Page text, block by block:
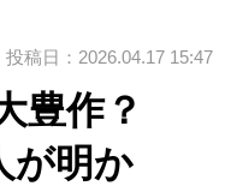
投稿日：2026.04.17 15:47
豊作？
が明か